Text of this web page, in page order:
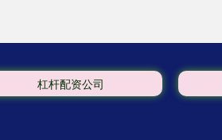
杠杆配资公司